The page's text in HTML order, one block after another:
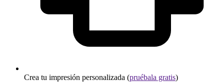
Crea tu impresión personalizada (pruébala gratis)